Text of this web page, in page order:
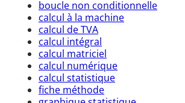
boucle non conditionnelle
calcul à la machine
calcul de TVA
calcul intégral
calcul matriciel
calcul numérique
calcul statistique
fiche méthode